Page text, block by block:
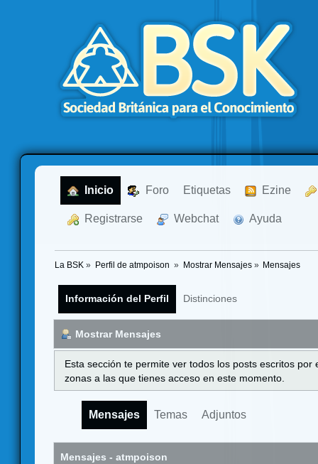
Inicio Foro Etiquetas Ezine
Registrarse Webchat Ayuda
La BSK » Perfil de atmpoison » Mostrar Mensajes» Mensajes
Información del Perfil Distinciones
Mostrar Mensajes
Esta sección te permite ver todos los posts escritos
zonas a las que tienes acceso en este momento.
Mensajes Temas Adjuntos
Mensajes - atmpoison